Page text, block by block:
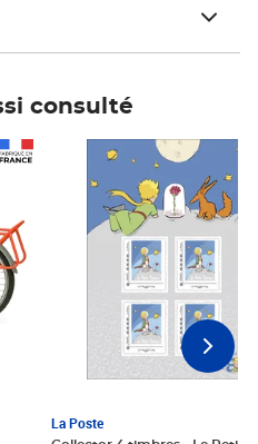
consulté
La Poste
Prix 6,25€ HT